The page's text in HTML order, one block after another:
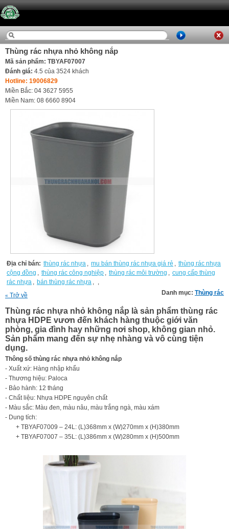
Thùng rác nhựa nhỏ không nắp
Mã sản phẩm: TBYAF07007
Đánh giá: 4.5 của 3524 khách
Hotline: 19006829
Miền Bắc: 04 3627 5955
Miền Nam: 08 6660 8904
Địa chỉ bán: thùng rác nhựa , mu bán thùng rác nhựa giá rẻ , thùng rác nhựa
cộng đồng , thùng rác công nghiệp , thùng rác môi trường , cung cấp thùng
rác nhựa , bán thùng rác nhựa , ,
« Trở về Danh mục: Thùng rác
Thùng rác nhựa nhỏ không nắp là sản phẩm thùng rác
nhựa HDPE vươn đến khách hàng thuộc giới văn
phòng, gia đình hay những nơi shop, không gian nhỏ.
Sản phẩm mang đến sự nhẹ nhàng và vô cùng tiện
dụng.
Thông số thùng rác nhựa nhỏ không nắp
- Xuất xứ: Hàng nhập khẩu
- Thương hiệu: Paloca
- Bảo hành: 12 tháng
- Chất liệu: Nhựa HDPE nguyên chất
- Màu sắc: Màu đen, màu nâu, màu trắng ngà, màu xám
- Dung tích:
+ TBYAF07009 – 24L: (L)368mm x (W)270mm x (H)380mm
+ TBYAF07007 – 35L: (L)386mm x (W)280mm x (H)500mm